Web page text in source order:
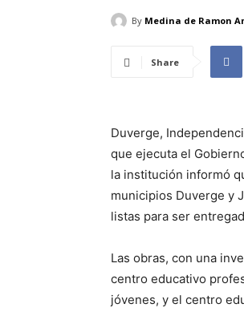
By Medina de Ramon
Share
Duverge,
que ejecuta el
la institución informó
municipios Duverge y
listas para ser
Las obras, con una
centro educativo
jóvenes, y el centro